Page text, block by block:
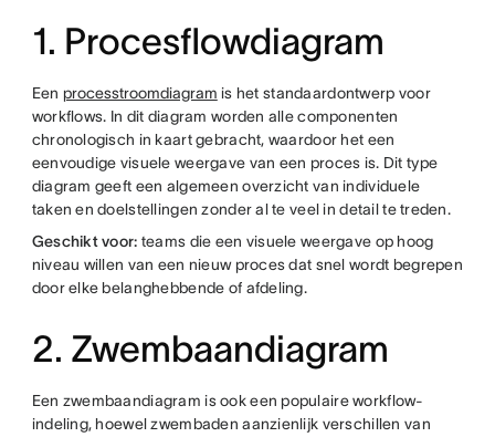
1. Procesflowdiagram
Een processtroomdiagram is het standaardontwerp voor
workflows. In dit diagram worden alle componenten
chronologisch in kaart gebracht, waardoor het een
eenvoudige visuele weergave van een proces is. Dit type
diagram geeft een algemeen overzicht van individuele
taken en doelstellingen zonder al te veel in detail te treden.
Geschikt voor: teams die een visuele weergave op hoog
niveau willen van een nieuw proces dat snel wordt begrepen
door elke belanghebbende of afdeling.
2. Zwembaandiagram
Een zwembaandiagram is ook een populaire workflow-
indeling, hoewel zwembaden aanzienlijk verschillen van